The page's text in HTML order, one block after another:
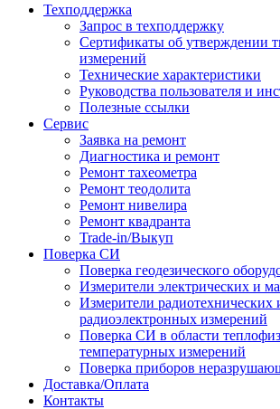
Техподдержка
Запрос в техподдержку
Сертификаты об утверждении
измерений
Технические характеристики
Руководства пользователя и
Полезные ссылки
Сервис
Заявка на ремонт
Диагностика и ремонт
Ремонт тахеометра
Ремонт теодолита
Ремонт нивелира
Ремонт квадранта
Trade-in/Выкуп
Поверка СИ
Поверка геодезического
Измерители электрических и
Измерители радиотехнических
радиоэлектронных измерений
Поверка СИ в области
температурных измерений
Поверка приборов
Доставка/Оплата
Контакты